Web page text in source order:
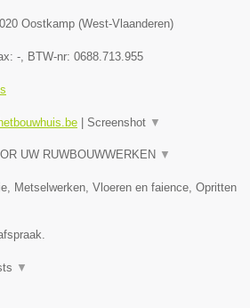
Oostkamp (West-Vlaanderen)
- , BTW-nr: 0688.713.955
| Screenshot ▼
UW RUWBOUWWERKEN ▼
Metselwerken, Vloeren en faience, Opritten
▼